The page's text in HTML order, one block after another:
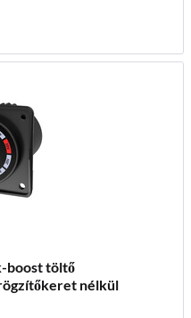
boost töltő
nélkül